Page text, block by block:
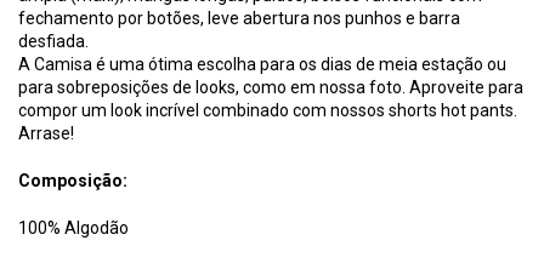
fechamento por botões, leve abertura nos punhos e barra
desfiada.
A Camisa é uma ótima escolha para os dias de meia estação ou
para sobreposições de looks, como em nossa foto. Aproveite para
compor um look incrível combinado com nossos shorts hot pants.
Arrase!
Composição:
100% Algodão